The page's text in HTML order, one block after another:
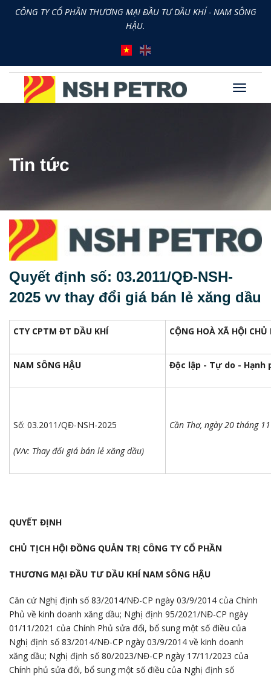
CÔNG TY CỔ PHẦN THƯƠNG MẠI ĐẦU TƯ DẦU KHÍ - NAM SÔNG
HẬU.
Tin tức
Quyết định số: 03.2011/QĐ-NSH-
2025 vv thay đổi giá bán lẻ xăng dầu
CTY CPTM ĐT DẦU KHÍ CỘNG HOÀ XÃ HỘI
NAM SÔNG HẬU Độc lập - Tự do - Hạnh
Số: 03.2011/QĐ-NSH-2025
(V/v: Thay đổi giá bán lẻ xăng dầu)
Cần Thơ, ngày20 tháng
QUYẾT ĐỊNH
CHỦ TỊCH HỘI ĐỒNG QUẢN TRỊ CÔNG TY CỔ PHẦN
THƯƠNG MẠI ĐẦU TƯ DẦU KHÍ NAM SÔNG HẬU
Căn cứ Nghị định số 83/2014/NĐ-CP ngày 03/9/2014 của Chính
Phủ về kinh doanh xăng dầu; Nghị định 95/2021/NĐ-CP ngày
01/11/2021 của Chính Phủ sửa đổi, bổ sung một số điều của
Nghị định số 83/2014/NĐ-CP ngày 03/9/2014 về kinh doanh
xăng dầu; Nghị định số 80/2023/NĐ-CP ngày 17/11/2023 của
Chính phủ sửa đổi, bổ sung một số điều của Nghị định số